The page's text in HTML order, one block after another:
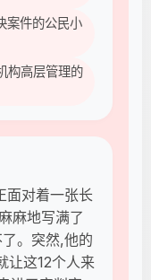
案件的公民小
构高层管理的
面对着一张长
麻地写满了
。突然,他的
让这12个人来